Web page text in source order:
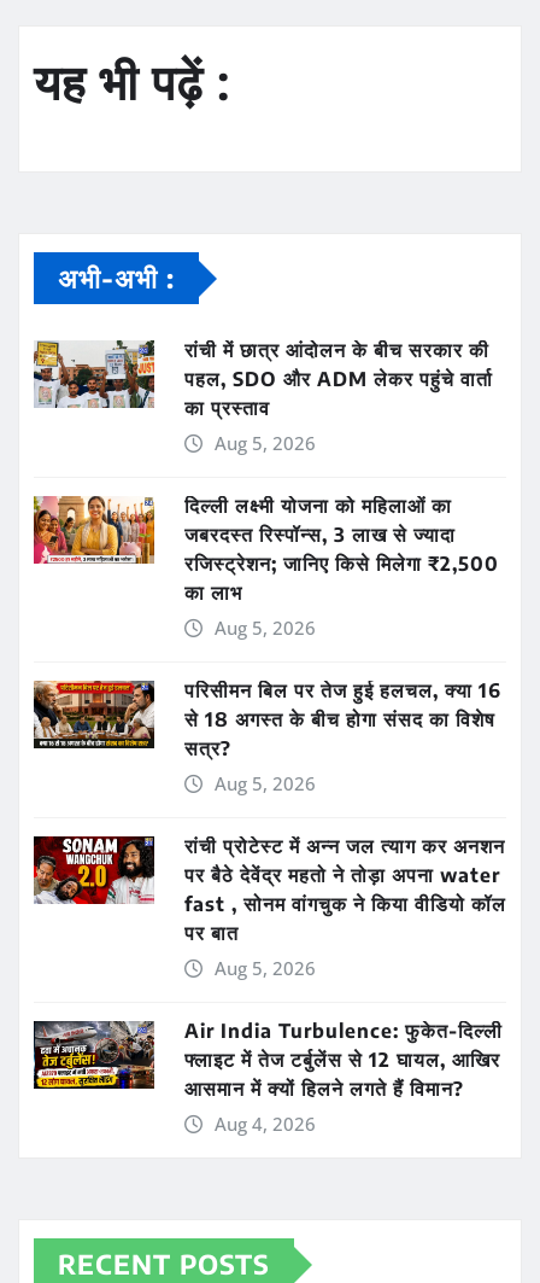
यह भी पढ़ें :
अभी-अभी :
रांची में छात्र आंदोलन के बीच सरकार की
पहल, SDO और ADM लेकर पहुंचे वार्ता
का प्रस्ताव
Aug 5, 2026
दिल्ली लक्ष्मी योजना को महिलाओं का
जबरदस्त रिस्पॉन्स, 3 लाख से ज्यादा
रजिस्ट्रेशन; जानिए किसे मिलेगा ₹2,500
का लाभ
Aug 5, 2026
परिसीमन बिल पर तेज हुई हलचल, क्या 16
से 18 अगस्त के बीच होगा संसद का विशेष
सत्र?
Aug 5, 2026
रांची प्रोटेस्ट में अन्न जल त्याग कर अनशन
पर बैठे देवेंद्र महतो ने तोड़ा अपना water
fast , सोनम वांगचुक ने किया वीडियो कॉल
पर बात
Aug 5, 2026
Air India Turbulence: फुकेत-दिल्ली
फ्लाइट में तेज टर्बुलेंस से 12 घायल, आखिर
आसमान में क्यों हिलने लगते हैं विमान?
Aug 4, 2026
RECENT POSTS